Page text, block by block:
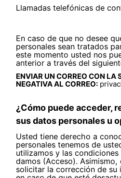
Llamadas telefónicas de
En caso de que no desee
personales sean tratados
este momento usted nos
anterior a través del
ENVIAR UN CORREO CON LA
NEGATIVA AL CORREO:
¿Cómo puede acceder,
sus datos personales u
Usted tiene derecho a
personales tenemos de
utilizamos y las
damos (Acceso). Asimismo,
solicitar la corrección de su